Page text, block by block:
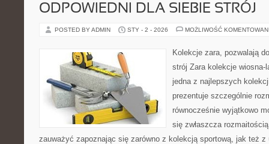
ODPOWIEDNI DLA SIEBIE STRÓJ
POSTED BY ADMIN STY - 2 - 2026 MOŻLIWOŚĆ
Kolekcje zara, pozwalają
strój Zara kolekcje wiosna-
jedna z najlepszych
prezentuje szczególnie
równocześnie wyjątkowo
się zwłaszcza
zauważyć zapoznając się zarówno z kolekcją sportową, jak też z